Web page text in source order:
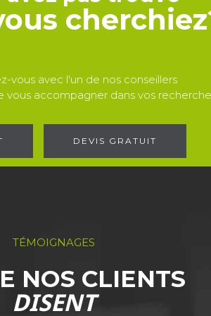
vous avec l'un de nos conseillers
vous accompagner dans vos
DEVIS GRATUIT
TÉMOIGNAGES
NOS CLIENTS
DISENT